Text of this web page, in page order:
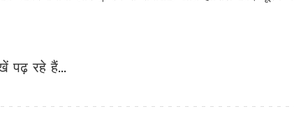
पढ़ रहे हैं...